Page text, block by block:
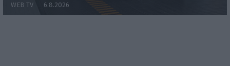
WEB TV 6.8.2026